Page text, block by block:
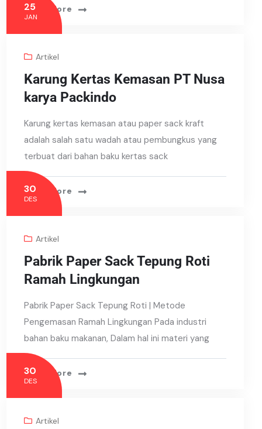
Read More
25
JAN
Artikel
Karung Kertas Kemasan PT Nusa
karya Packindo
Karung kertas kemasan atau paper sack kraft
adalah salah satu wadah atau pembungkus yang
terbuat dari bahan baku kertas sack
Read More
30
DES
Artikel
Pabrik Paper Sack Tepung Roti
Ramah Lingkungan
Pabrik Paper Sack Tepung Roti | Metode
Pengemasan Ramah Lingkungan Pada industri
bahan baku makanan, Dalam hal ini materi yang
Read More
30
DES
Artikel